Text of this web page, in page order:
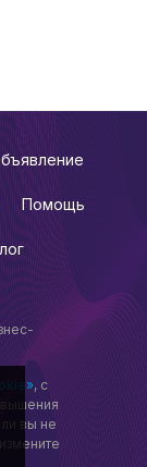
, с
вы не
Помощь